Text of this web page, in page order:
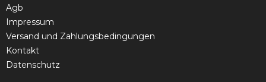
Agb
Impressum
Versand und Zahlungsbedingungen
Kontakt
Datenschutz